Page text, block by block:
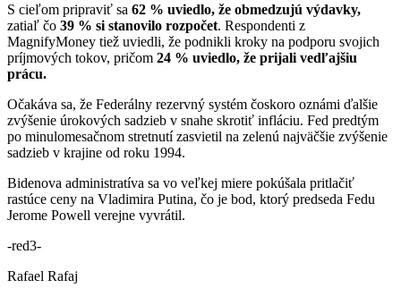
S cieľom pripraviť sa 62 % uviedlo, že obmedzujú výdavky,
zatiaľ čo 39 % si stanovilo rozpočet. Respondenti z
MagnifyMoney tiež uviedli, že podnikli kroky na podporu svojich
príjmových tokov, pričom 24 % uviedlo, že prijali vedľajšiu
prácu.
Očakáva sa, že Federálny rezervný systém čoskoro oznámi ďalšie
zvýšenie úrokových sadzieb v snahe skrotiť infláciu. Fed predtým
po minulomesačnom stretnutí zasvietil na zelenú najväčšie zvýšenie
sadzieb v krajine od roku 1994.
Bidenova administratíva sa vo veľkej miere pokúšala pritlačiť
rastúce ceny na Vladimira Putina, čo je bod, ktorý predseda Fedu
Jerome Powell verejne vyvrátil.
-red3-
Rafael Rafaj